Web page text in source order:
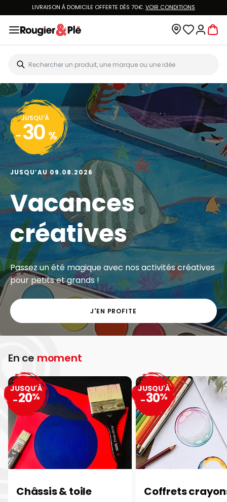
LIVRAISON À DOMICILE OFFERTE DÈS 70€.VOIR CONDITIONS
JUSQU'À
- 30 %
JUSQU’AU 09.08.2026
Vacances
créatives
Passez un été magique avec nos activités créatives
pour petits et grands !
J'EN PROFITE
En ce moment
Châssis & toile
JUSQU'À
-20%
Coffrets
JUSQU'À
-30%